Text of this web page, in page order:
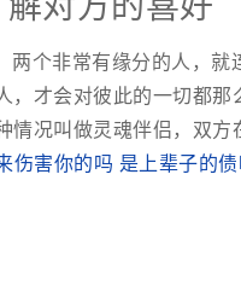
两个非常有缘分的人，就
，才会对彼此的一切都
情况叫做灵魂伴侣，双方
伤害你的吗 是上辈子的债